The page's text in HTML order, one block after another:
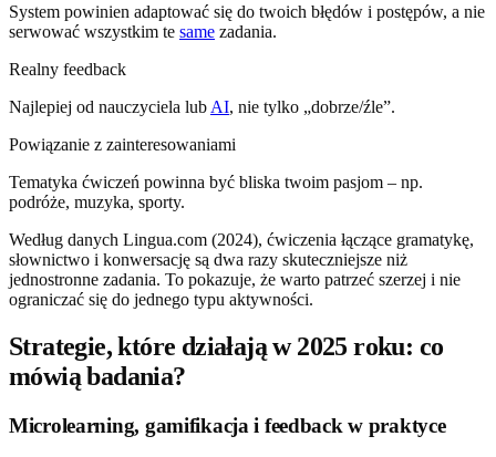
System powinien adaptować się do twoich błędów i postępów, a nie
serwować wszystkim te same zadania.
Realny feedback
Najlepiej od nauczyciela lub AI, nie tylko „dobrze/źle”.
Powiązanie z zainteresowaniami
Tematyka ćwiczeń powinna być bliska twoim pasjom – np.
podróże, muzyka, sporty.
Według danych Lingua.com (2024), ćwiczenia łączące gramatykę,
słownictwo i konwersację są dwa razy skuteczniejsze niż
jednostronne zadania. To pokazuje, że warto patrzeć szerzej i nie
ograniczać się do jednego typu aktywności.
Strategie, które działają w 2025 roku: co
mówią badania?
Microlearning, gamifikacja i feedback w praktyce